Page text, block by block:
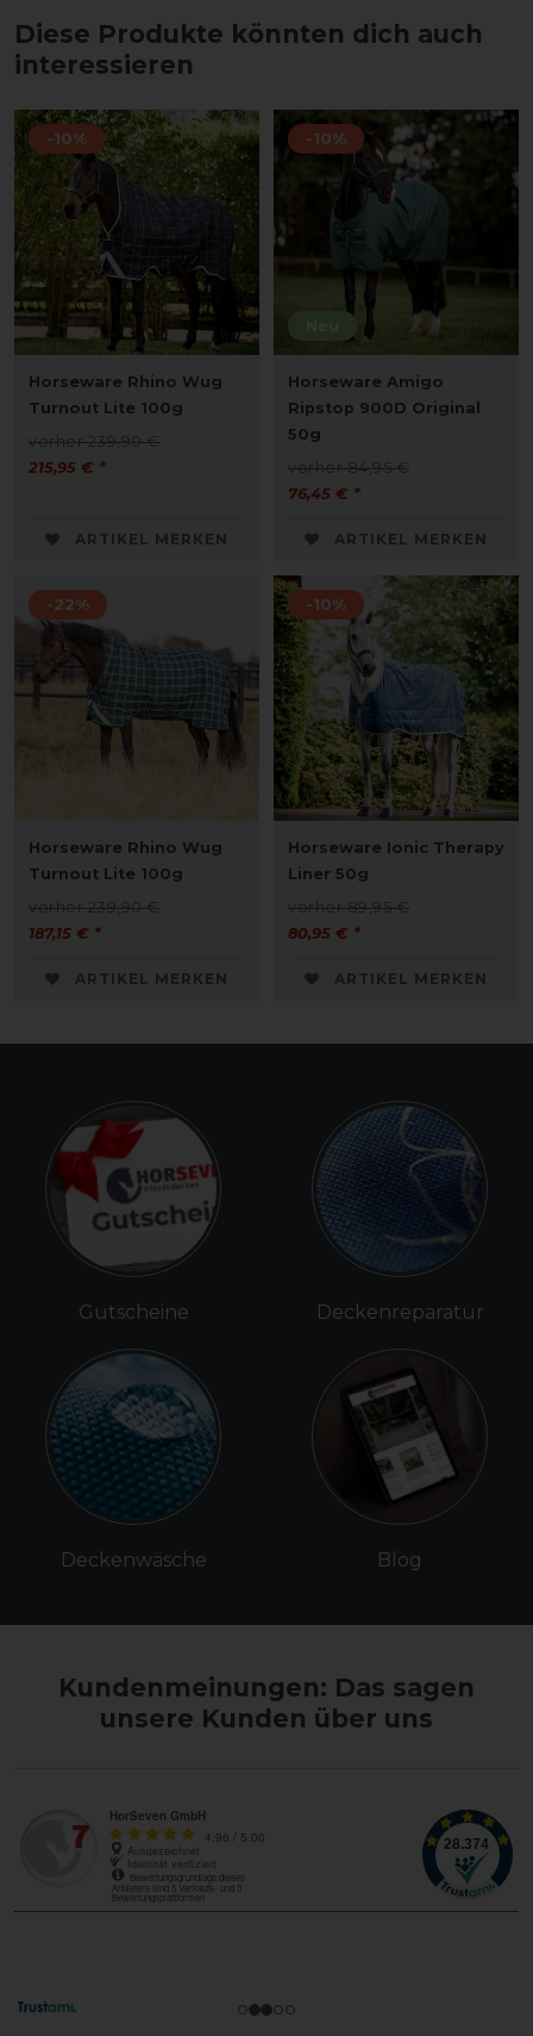
Diese Produkte könnten dich auch
interessieren
-10%
Horseware Rhino Wug
Turnout Lite 100g
vorher 239,90 €
215,95 € *
ARTIKEL MERKEN
Neu
-10%
Horseware Amigo
Ripstop 900D Original
50g
vorher 84,95 €
76,45 € *
ARTIKEL MERKEN
-22%
Horseware Rhino Wug
Turnout Lite 100g
vorher 239,90 €
187,15 € *
ARTIKEL MERKEN
-10%
Horseware Ionic Therapy
Liner 50g
vorher 89,95 €
80,95 € *
ARTIKEL MERKEN
Gutscheine
Deckenwäsche
Deckenreparatur
Blog
Kundenmeinungen: Das sagen
unsere Kunden über uns